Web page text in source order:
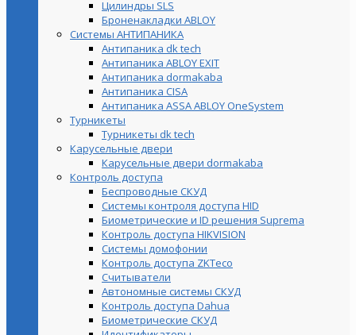
Цилиндры SLS
Броненакладки ABLOY
Системы АНТИПАНИКА
Антипаника dk tech
Антипаника ABLOY EXIT
Антипаника dormakaba
Антипаника СISA
Антипаника ASSA ABLOY OneSystem
Турникеты
Турникеты dk tech
Карусельные двери
Карусельные двери dormakaba
Контроль доступа
Беспроводные СКУД
Системы контроля доступа HID
Биометрические и ID решения Suprema
Контроль доступа HIKVISION
Системы домофонии
Контроль доступа ZKTeco
Считыватели
Автономные системы СКУД
Контроль доступа Dahua
Биометрические СКУД